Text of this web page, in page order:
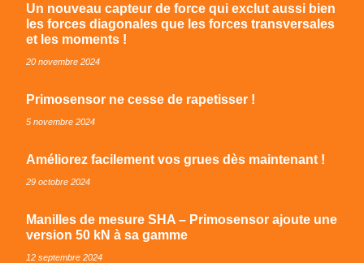
Un nouveau capteur de force qui exclut aussi bien
les forces diagonales que les forces transversales
et les moments !
20 novembre 2024
Primosensor ne cesse de rapetisser !
5 novembre 2024
Améliorez facilement vos grues dès maintenant !
29 octobre 2024
Manilles de mesure SHA – Primosensor ajoute une
version 50 kN à sa gamme
12 septembre 2024